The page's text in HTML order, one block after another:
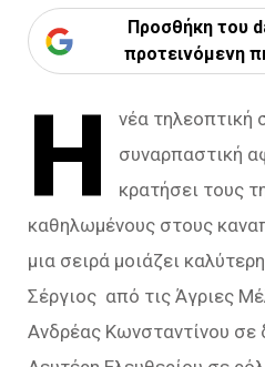
Προσθήκη του
προτεινόμενη
Η
νέα τηλεοπτική
συναρπαστική
κρατήσει τους
καθηλωμένους στους
μια σειρά μοιάζει
Σέργιος από τις Άγριες
Ανδρέας Κωνσταντίνου σε